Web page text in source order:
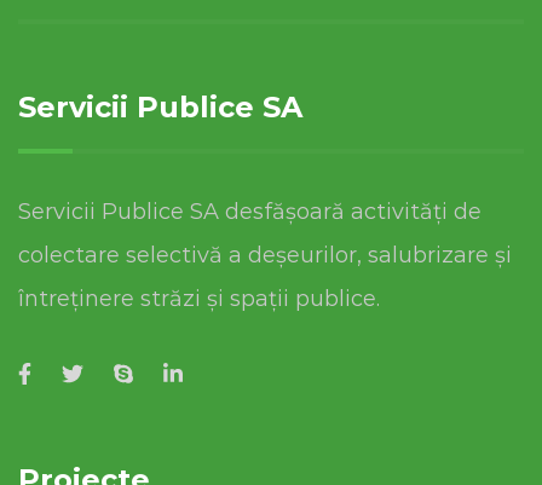
Servicii Publice SA
Servicii Publice SA desfășoară activități de
colectare selectivă a deșeurilor, salubrizare și
întreținere străzi și spații publice.